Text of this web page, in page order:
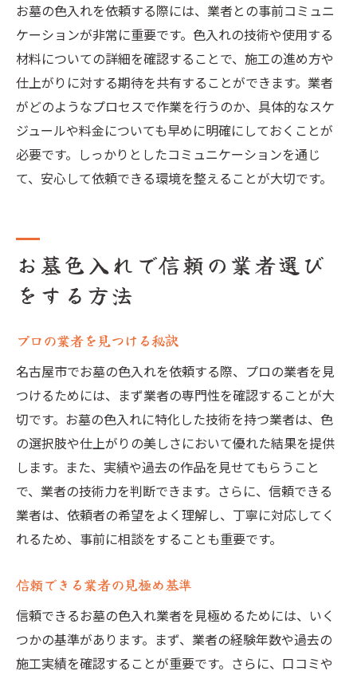
お墓の色入れを依頼する際には、業者との事前コミュニ
ケーションが非常に重要です。色入れの技術や使用する
材料についての詳細を確認することで、施工の進め方や
仕上がりに対する期待を共有することができます。業者
がどのようなプロセスで作業を行うのか、具体的なスケ
ジュールや料金についても早めに明確にしておくことが
必要です。しっかりとしたコミュニケーションを通じ
て、安心して依頼できる環境を整えることが大切です。
お墓色入れで信頼の業者選び
をする方法
プロの業者を見つける秘訣
名古屋市でお墓の色入れを依頼する際、プロの業者を見
つけるためには、まず業者の専門性を確認することが大
切です。お墓の色入れに特化した技術を持つ業者は、色
の選択肢や仕上がりの美しさにおいて優れた結果を提供
します。また、実績や過去の作品を見せてもらうこと
で、業者の技術力を判断できます。さらに、信頼できる
業者は、依頼者の希望をよく理解し、丁寧に対応してく
れるため、事前に相談をすることも重要です。
信頼できる業者の見極め基準
信頼できるお墓の色入れ業者を見極めるためには、いく
つかの基準があります。まず、業者の経験年数や過去の
施工実績を確認することが重要です。さらに、口コミや